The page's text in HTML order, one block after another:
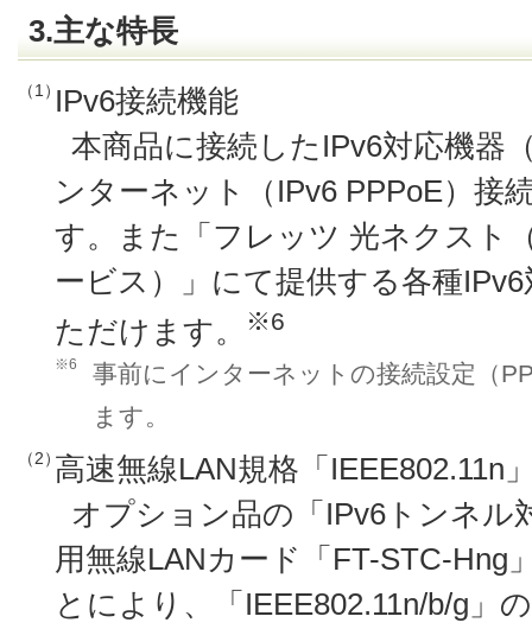
3.主な特長
（1）IPv6接続機能
本商品に接続したIPv6対応機器
ンターネット（IPv6 PPPoE）接
す。また「フレッツ 光ネクスト
ービス）」にて提供する各種
ただけます。
※6
※6
事前にインターネットの接続設定（
ます。
（2）高速無線LAN規格「IEEE802.11n
オプション品の「IPv6トンネル
用無線LANカード「FT-STC-Hng
とにより、「IEEE802.11n/b/g」